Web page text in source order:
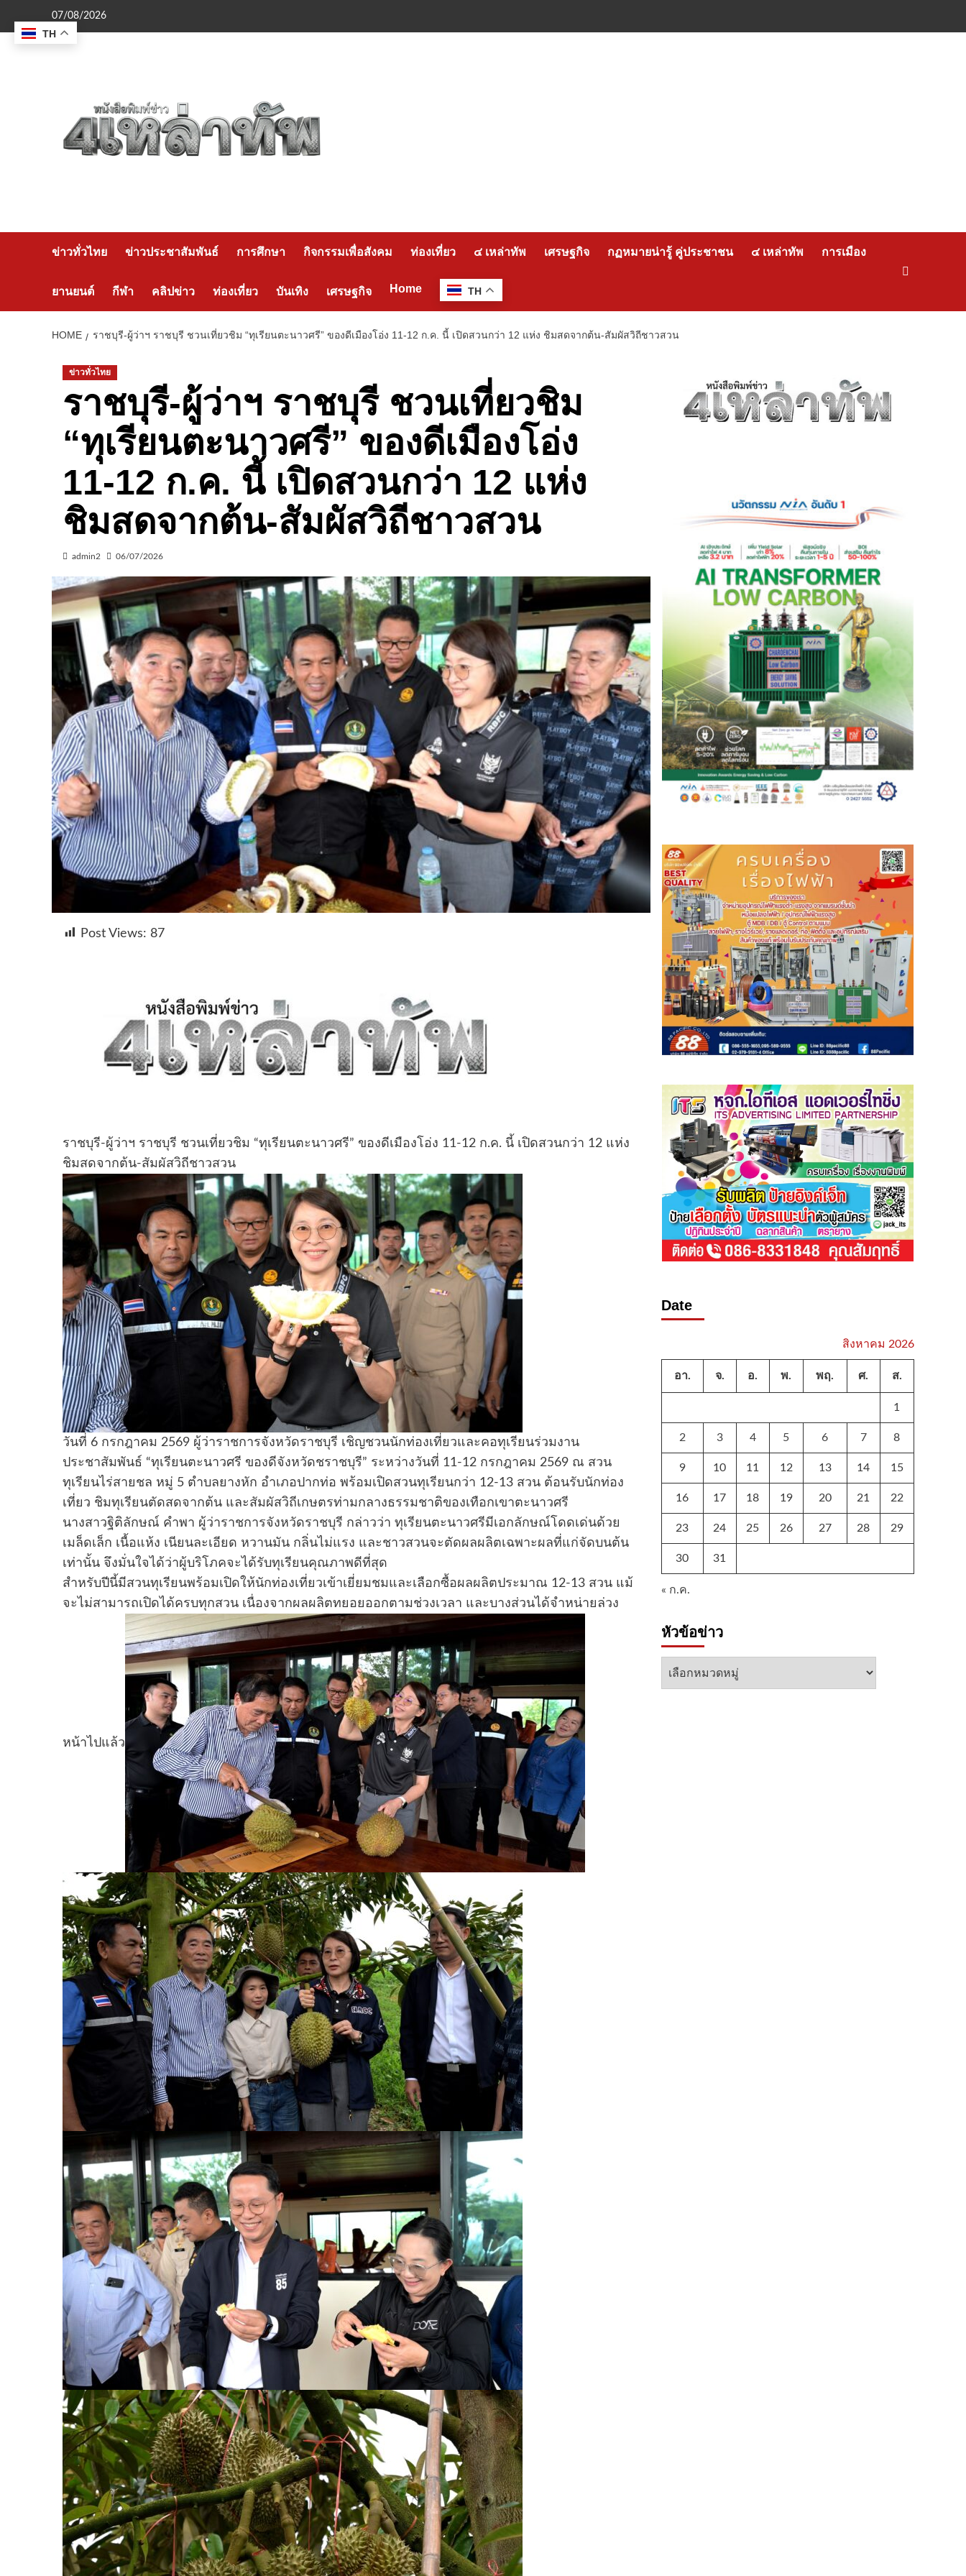
content
07/08/2026
ข่าวทั่วไทย ข่าวประชาสัมพันธ์ การศึกษา กิจกรรมเพื่อสังคม ท่องเที่ยว ๔ เหล่าทัพ เศรษฐกิจ กฏหมายน่ารู้ คู่ประชาชน ๔ เหล่าทัพ การเมือง
ยานยนต์ กีฬา คลิปข่าว ท่องเที่ยว บันเทิง เศรษฐกิจ Home TH
HOME ราชบุรี-ผู้ว่าฯ ราชบุรี ชวนเที่ยวชิม “ทุเรียนตะนาวศรี” ของดีเมืองโอ่ง 11-12 ก.ค. นี้ เปิดสวนกว่า 12 แห่ง ชิมสดจากต้น-สัมผัสวิถีชาวสวน
ข่าวทั่วไทย
ราชบุรี-ผู้ว่าฯ ราชบุรี ชวนเที่ยวชิม
“ทุเรียนตะนาวศรี” ของดีเมืองโอ่ง
11-12 ก.ค. นี้ เปิดสวนกว่า 12 แห่ง
ชิมสดจากต้น-สัมผัสวิถีชาวสวน
admin2 06/07/2026
Post Views: 87
ราชบุรี-ผู้ว่าฯ ราชบุรี ชวนเที่ยวชิม “ทุเรียนตะนาวศรี” ของดีเมืองโอ่ง 11-12 ก.ค. นี้ เปิดสวนกว่า 12 แห่ง
ชิมสดจากต้น-สัมผัสวิถีชาวสวน
วันที่ 6 กรกฎาคม 2569 ผู้ว่าราชการจังหวัดราชบุรี เชิญชวนนักท่องเที่ยวและคอทุเรียนร่วมงาน
ประชาสัมพันธ์ “ทุเรียนตะนาวศรี ของดีจังหวัดชราชบุรี” ระหว่างวันที่ 11-12 กรกฎาคม 2569 ณ สวน
ทุเรียนไร่สายชล หมู่ 5 ตำบลยางหัก อำเภอปากท่อ พร้อมเปิดสวนทุเรียนกว่า 12-13 สวน ต้อนรับนักท่อง
เที่ยว ชิมทุเรียนตัดสดจากต้น และสัมผัสวิถีเกษตรท่ามกลางธรรมชาติของเทือกเขาตะนาวศรี
นางสาวฐิติลักษณ์ คำพา ผู้ว่าราชการจังหวัดราชบุรี กล่าวว่า ทุเรียนตะนาวศรีมีเอกลักษณ์โดดเด่นด้วย
เมล็ดเล็ก เนื้อแห้ง เนียนละเอียด หวานมัน กลิ่นไม่แรง และชาวสวนจะตัดผลผลิตเฉพาะผลที่แก่จัดบนต้น
เท่านั้น จึงมั่นใจได้ว่าผู้บริโภคจะได้รับทุเรียนคุณภาพดีที่สุด
สำหรับปีนี้มีสวนทุเรียนพร้อมเปิดให้นักท่องเที่ยวเข้าเยี่ยมชมและเลือกซื้อผลผลิตประมาณ 12-13 สวน แม้
จะไม่สามารถเปิดได้ครบทุกสวน เนื่องจากผลผลิตทยอยออกตามช่วงเวลา และบางส่วนได้จำหน่ายล่วง
หน้าไปแล้ว
Date
สิงหาคม 2026
อา. จ. อ. พ. พฤ. ศ. ส.
1
2 3 4 5 6 7 8
9 10 11 12 13 14 15
16 17 18 19 20 21 22
23 24 25 26 27 28 29
30 31
« ก.ค.
หัวข้อข่าว
หัวข้อ
TH